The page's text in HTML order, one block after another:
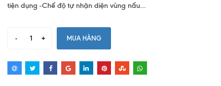
tiện dụng -Chế độ tự nhận diện vùng nấu...
- + MUA HÀNG